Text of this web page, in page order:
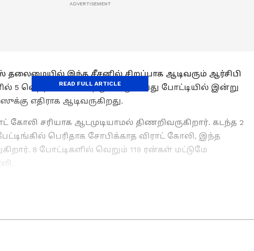
தலைமையில் இந்த சீசனில் சிறப்பாக ஆடிவரும் ஆர்சிபி
5 வெற்றிகளை பெற்றுள்ளது. 9வது போட்டியில் இன்று
எதிராக ஆடிவருகிறது.
கோலி சரியாக ஆடமுடியாமல் திணறிவருகிறார். கடந்த 2
பெரிதாக சோபிக்காத விராட் கோலி, இந்த
8 போட்டிகளில் வெறும் 119 ரன்கள் மட்டுமே
READ FULL ARTICLE